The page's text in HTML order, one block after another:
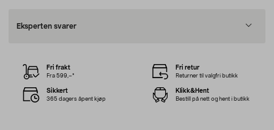
Eksperten svarer
Fri frakt
Fra 599,–*
Fri retur
Returner til valgfri butikk
Sikkert
365 dagers åpent kjøp
Klikk&Hent
Bestill på nett og hent i butikk